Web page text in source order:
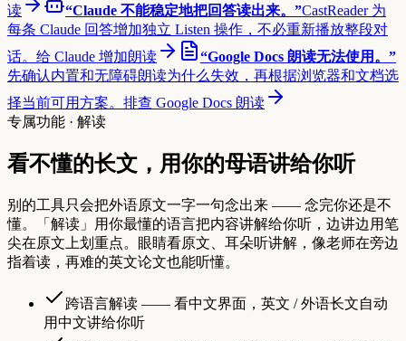
读
“Claude 不能稳定地把回答读出来。”CastReader 为
每条 Claude 回答增加独立 Listen 操作，不必重新播放整段对
话。 给 Claude 增加朗读
“Google Docs 朗读无法使用。”
先确认内置和无障碍朗读为什么失效，再根据浏览器和文档选
择当前可用方案。 排查 Google Docs 朗读
专属功能 · 解读
看不懂的长文，用你的母语讲给你听
别的工具只会把外语原文一字一句念出来 —— 念完你还是不
懂。「解读」用你最懂的语言把内容讲解给你听，边讲边用笔
尖在原文上划重点。眼睛看原文、耳朵听讲解，像老师在旁边
指着读，再难的英文论文也能听懂。
跨语言解读 —— 看中文界面，英文 / 外语长文自动
用中文讲给你听